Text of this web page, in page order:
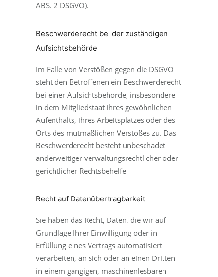
ABS. 2 DSGVO).
Beschwerde­recht bei der zuständigen
Aufsichts­behörde
Im Falle von Verstößen gegen die DSGVO
steht den Betroffenen ein Beschwerderecht
bei einer Aufsichtsbehörde, insbesondere
in dem Mitgliedstaat ihres gewöhnlichen
Aufenthalts, ihres Arbeitsplatzes oder des
Orts des mutmaßlichen Verstoßes zu. Das
Beschwerderecht besteht unbeschadet
anderweitiger verwaltungsrechtlicher oder
gerichtlicher Rechtsbehelfe.
Recht auf Daten­übertrag­barkeit
Sie haben das Recht, Daten, die wir auf
Grundlage Ihrer Einwilligung oder in
Erfüllung eines Vertrags automatisiert
verarbeiten, an sich oder an einen Dritten
in einem gängigen, maschinenlesbaren